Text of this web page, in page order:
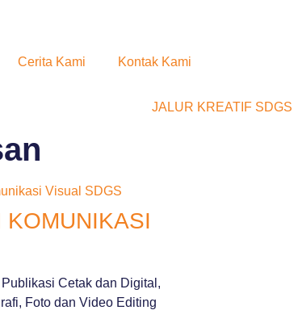
Cerita Kami Kontak Kami
KOMUNIKASI
Cetak dan Digital,
Foto dan Video Editing